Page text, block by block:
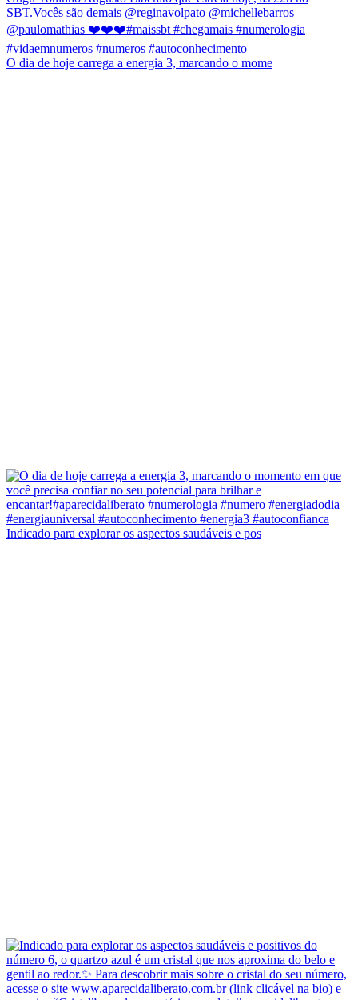
O dia de hoje carrega a energia 3, marcando o mome
Indicado para explorar os aspectos saudáveis e pos